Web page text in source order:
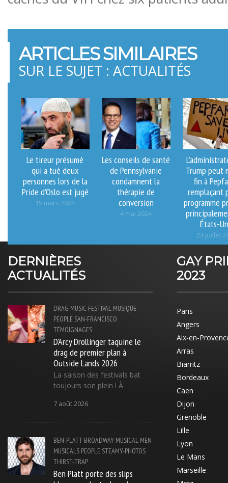
ARTICLES SIMILAIRES
SUR LE SUJET : ACTUALITÉS
Le tireur présumé
qui a tué deux
personnes lors de la
Pride d’Oslo est jugé
15 mars 2024
Les conseils de santé
de Pennsylvanie
condamnent la
thérapie de
conversion
4 mai 2024
Trump peut
fin à
remplaçant
programme
États-
23 juillet
DERNIÈRES
ACTUALITÉS
DRAG MUSIC-FESTIVAL MUSIQUE
PEOPLE SAN-FRANCISCO
TÉMOIGNAGES
D'Arcy Drollinger taquine le
drag de premier plan à
Outside Lands 2026
La saison des festivals bat
toujours son plein ! À
7 août 2026
BEN-PLATT BROADWAY-MUSICAL MEN
MUSICALS PEOPLE STEAMY-PHOTOS
THIRST-TRAP
Ben Platt porte des slips
GAY
2023
Paris
Angers
Aix-en-
Arras
Biarritz
Bordeaux
Caen
Dijon
Grenoble
Lille
Lyon
Le Mans
Marseille